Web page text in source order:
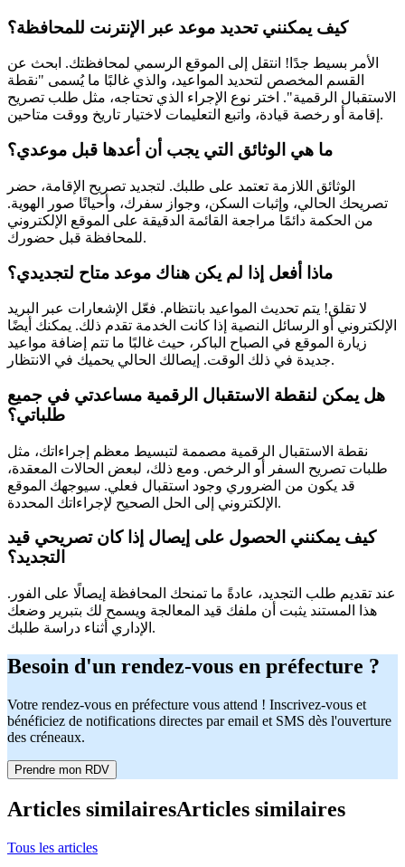
كيف يمكنني تحديد موعد عبر الإنترنت للمحافظة؟
الأمر بسيط جدًا! انتقل إلى الموقع الرسمي لمحافظتك. ابحث عن
القسم المخصص لتحديد المواعيد، والذي غالبًا ما يُسمى "نقطة
الاستقبال الرقمية". اختر نوع الإجراء الذي تحتاجه، مثل طلب تصريح
إقامة أو رخصة قيادة، واتبع التعليمات لاختيار تاريخ ووقت متاحين.
ما هي الوثائق التي يجب أن أعدها قبل موعدي؟
الوثائق اللازمة تعتمد على طلبك. لتجديد تصريح الإقامة، حضر
تصريحك الحالي، وإثبات السكن، وجواز سفرك، وأحيانًا صور الهوية.
من الحكمة دائمًا مراجعة القائمة الدقيقة على الموقع الإلكتروني
للمحافظة قبل حضورك.
ماذا أفعل إذا لم يكن هناك موعد متاح لتجديدي؟
لا تقلق! يتم تحديث المواعيد بانتظام. فعّل الإشعارات عبر البريد
الإلكتروني أو الرسائل النصية إذا كانت الخدمة تقدم ذلك. يمكنك أيضًا
زيارة الموقع في الصباح الباكر، حيث غالبًا ما تتم إضافة مواعيد
جديدة في ذلك الوقت. إيصالك الحالي يحميك في الانتظار.
هل يمكن لنقطة الاستقبال الرقمية مساعدتي في جميع
طلباتي؟
نقطة الاستقبال الرقمية مصممة لتبسيط معظم إجراءاتك، مثل
طلبات تصريح السفر أو الرخص. ومع ذلك، لبعض الحالات المعقدة،
قد يكون من الضروري وجود استقبال فعلي. سيوجهك الموقع
الإلكتروني إلى الحل الصحيح لإجراءاتك المحددة.
كيف يمكنني الحصول على إيصال إذا كان تصريحي قيد
التجديد؟
عند تقديم طلب التجديد، عادةً ما تمنحك المحافظة إيصالًا على الفور.
هذا المستند يثبت أن ملفك قيد المعالجة ويسمح لك بتبرير وضعك
الإداري أثناء دراسة طلبك.
Besoin d'un rendez-vous en préfecture ?
Votre rendez-vous en préfecture vous attend ! Inscrivez-vous et
bénéficiez de notifications directes par email et SMS dès l'ouverture
des créneaux.
Prendre mon RDV
Articles similairesArticles similaires
Tous les articles